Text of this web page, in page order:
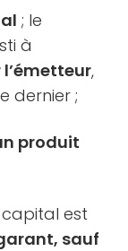
; le
à
,
dernier ;
produit
est
sauf